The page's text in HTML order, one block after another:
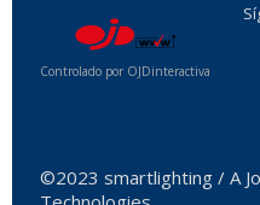
Controlado por OJDinteractiva
©2023 smartlighting / A